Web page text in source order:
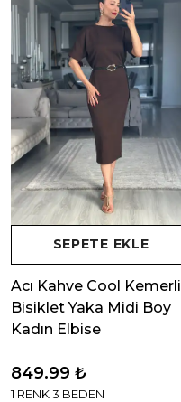
SEPETE EKLE
Acı Kahve Cool Kemerli
Bisiklet Yaka Midi Boy
Kadın Elbise
849.99 ₺
1 RENK 3 BEDEN